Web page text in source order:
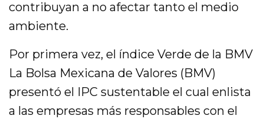
contribuyan a no afectar tanto el medio
ambiente.
Por primera vez, el índice Verde de la BMV
La Bolsa Mexicana de Valores (BMV)
presentó el IPC sustentable el cual enlista
a las empresas más responsables con el